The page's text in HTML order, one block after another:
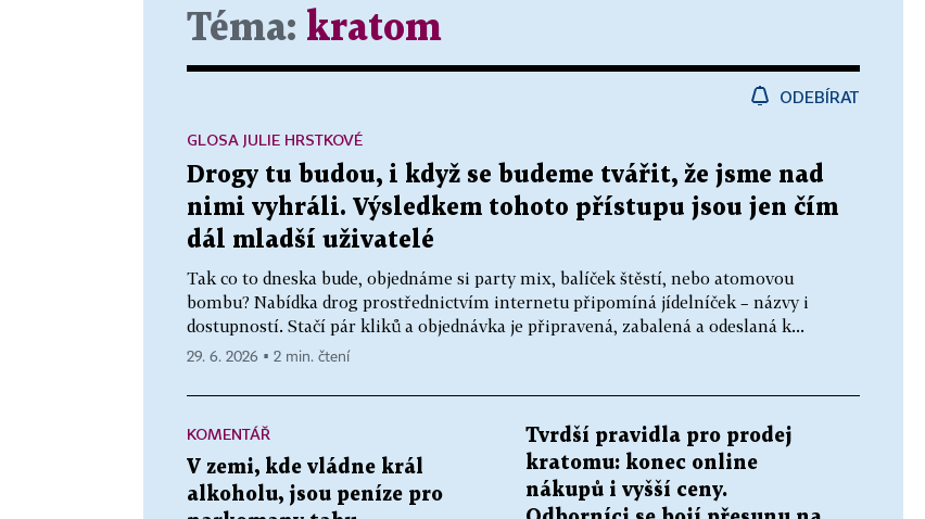
Téma: kratom
ODEBÍRAT
Drogy tu budou, i když se budeme tvářit, že jsme nad
nimi vyhráli. Výsledkem tohoto přístupu jsou jen čím
dál mladší uživatelé
Tak co to dneska bude, objednáme si party mix, balíček štěstí, nebo atomovou
bombu? Nabídka drog prostřednictvím internetu připomíná jídelníček – názvy i
dostupností. Stačí pár kliků a objednávka je připravená, zabalená a odeslaná k...
GLOSA JULIE HRSTKOVÉ
29. 6. 2026 ▪ 2 min. čtení
KOMENTÁŘ
V zemi, kde vládne král
alkoholu, jsou peníze pro
Tvrdší pravidla pro prodej
kratomu: konec online
nákupů i vyšší ceny.